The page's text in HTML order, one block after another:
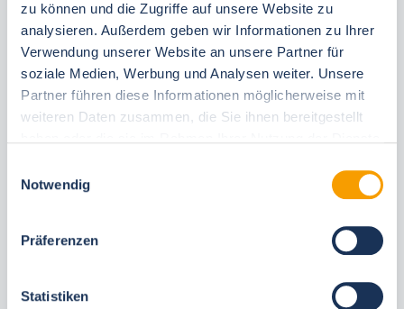
zu können und die Zugriffe auf unsere Website zu
analysieren. Außerdem geben wir Informationen zu Ihrer
Verwendung unserer Website an unsere Partner für
soziale Medien, Werbung und Analysen weiter. Unsere
Partner führen diese Informationen möglicherweise mit
weiteren Daten zusammen, die Sie ihnen bereitgestellt
Notwendig
Präferenzen
Statistiken
30 Tage vor Anreise kostenfrei stornieren
Flexible An- und Abreise 24/7
Persönliche Beratungen
Schneller, direkter Support vor Ort
gefallen